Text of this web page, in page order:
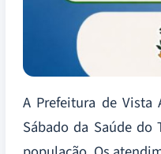
A Prefeitura de
Sábado da Saúde do